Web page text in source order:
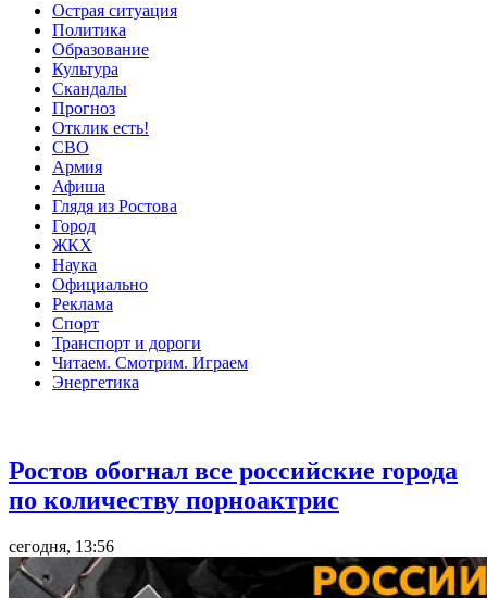
Острая ситуация
Политика
Образование
Культура
Скандалы
Прогноз
Отклик есть!
СВО
Армия
Афиша
Глядя из Ростова
Город
ЖКХ
Наука
Официально
Реклама
Спорт
Транспорт и дороги
Читаем. Смотрим. Играем
Энергетика
Ростов обогнал все российские города
по количеству порноактрис
сегодня, 13:56